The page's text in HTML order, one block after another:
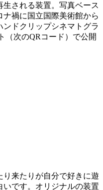
される装置。写真ベース
禍に国立国際美術館から
ドクリップシネマトグラ
（次のQRコード）で公開
り来たりが自分で好きに遊
です。オリジナルの装置